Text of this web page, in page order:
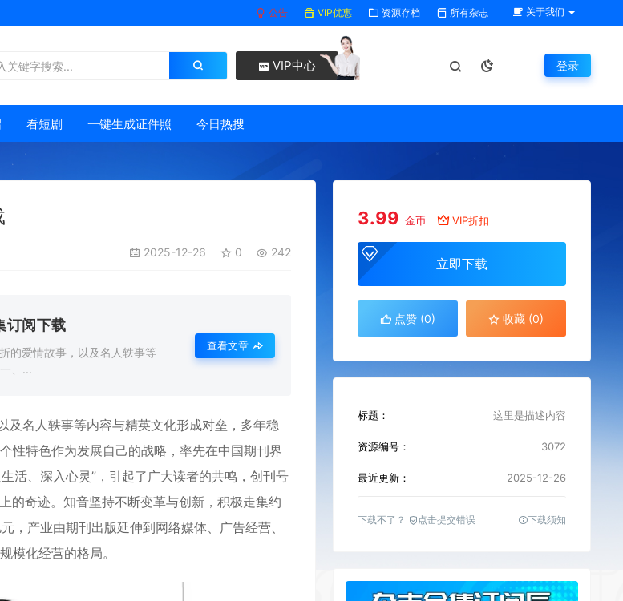
公告 VIP优惠 资源存档 所有杂志 关于我们
VIP中心 登录
看短剧 一键生成证件照 今日热搜
2025-12-26 0 242
订阅下载
的爱情故事，以及名人轶事等
、...
查看文章
及名人轶事等内容与精英文化形成对垒，多年稳
性特色作为发展自己的战略，率先在中国期刊界
活、深入心灵”，引起了广大读者的共鸣，创刊号
的奇迹。知音坚持不断变革与创新，积极走集约
产业由期刊出版延伸到网络媒体、广告经营、
模化经营的格局。
3.99 金币 VIP折扣
立即下载
点赞 (0) 收藏 (0)
标题： 这里是描述内容
资源编号： 3072
最近更新： 2025-12-26
下载不了？ 点击提交错误 下载须知